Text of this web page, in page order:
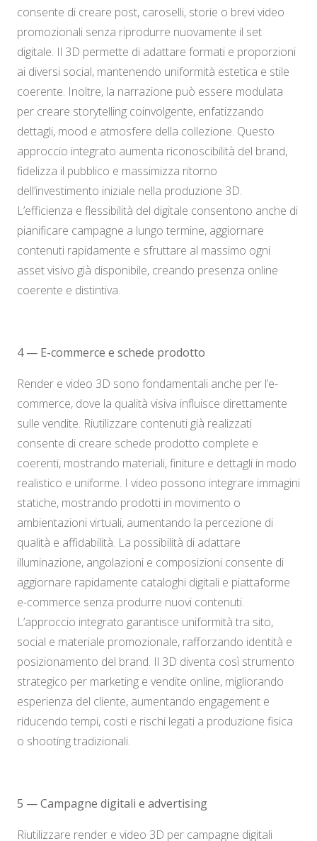
consente di creare post, caroselli, storie o brevi video
promozionali senza riprodurre nuovamente il set
digitale. Il 3D permette di adattare formati e proporzioni
ai diversi social, mantenendo uniformità estetica e stile
coerente. Inoltre, la narrazione può essere modulata
per creare storytelling coinvolgente, enfatizzando
dettagli, mood e atmosfere della collezione. Questo
approccio integrato aumenta riconoscibilità del brand,
fidelizza il pubblico e massimizza ritorno
dell’investimento iniziale nella produzione 3D.
L’efficienza e flessibilità del digitale consentono anche di
pianificare campagne a lungo termine, aggiornare
contenuti rapidamente e sfruttare al massimo ogni
asset visivo già disponibile, creando presenza online
coerente e distintiva.
4 — E-commerce e schede prodotto
Render e video 3D sono fondamentali anche per l’e-
commerce, dove la qualità visiva influisce direttamente
sulle vendite. Riutilizzare contenuti già realizzati
consente di creare schede prodotto complete e
coerenti, mostrando materiali, finiture e dettagli in modo
realistico e uniforme. I video possono integrare immagini
statiche, mostrando prodotti in movimento o
ambientazioni virtuali, aumentando la percezione di
qualità e affidabilità. La possibilità di adattare
illuminazione, angolazioni e composizioni consente di
aggiornare rapidamente cataloghi digitali e piattaforme
e-commerce senza produrre nuovi contenuti.
L’approccio integrato garantisce uniformità tra sito,
social e materiale promozionale, rafforzando identità e
posizionamento del brand. Il 3D diventa così strumento
strategico per marketing e vendite online, migliorando
esperienza del cliente, aumentando engagement e
riducendo tempi, costi e rischi legati a produzione fisica
o shooting tradizionali.
5 — Campagne digitali e advertising
Riutilizzare render e video 3D per campagne digitali